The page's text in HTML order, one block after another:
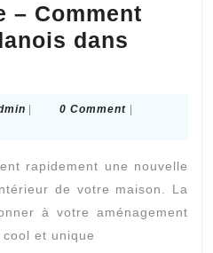
– Comment
dans
Admin0 Comment
rapidement une nouvelle
de votre maison. La
à votre aménagement
et unique